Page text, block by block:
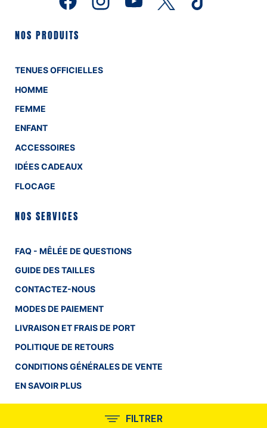
FILTRER
NOS PRODUITS
TENUES OFFICIELLES
HOMME
FEMME
ENFANT
ACCESSOIRES
IDÉES CADEAUX
FLOCAGE
NOS SERVICES
FAQ - MÊLÉE DE QUESTIONS
GUIDE DES TAILLES
CONTACTEZ-NOUS
MODES DE PAIEMENT
LIVRAISON ET FRAIS DE PORT
POLITIQUE DE RETOURS
CONDITIONS GÉNÉRALES DE VENTE
EN SAVOIR PLUS